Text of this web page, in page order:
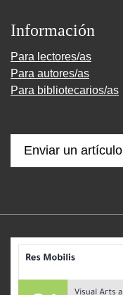
Información
Para lectores/as
Para autores/as
Para bibliotecarios/as
Enviar un artículo